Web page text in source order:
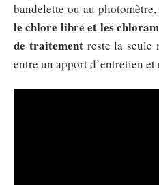
bandelette ou au
le chlore libre et les
de traitementreste la seule
entre un apport d’entretien